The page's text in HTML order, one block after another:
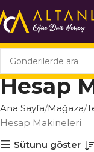
Hesap
Ana Sayfa Mağaza
Hesap Makineleri
Sütunu göster